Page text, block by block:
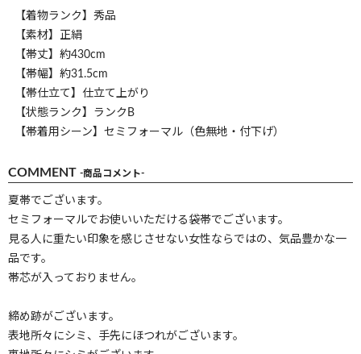
【着物ランク】秀品
【素材】正絹
【帯丈】約430cm
【帯幅】約31.5cm
【帯仕立て】仕立て上がり
【状態ランク】ランクB
【帯着用シーン】セミフォーマル（色無地・付下げ）
COMMENT -商品コメント-
夏帯でございます。
セミフォーマルでお使いいただける袋帯でございます。
見る人に重たい印象を感じさせない女性ならではの、気品豊かな一
品です。
帯芯が入っておりません。
締め跡がございます。
表地所々にシミ、手先にほつれがございます。